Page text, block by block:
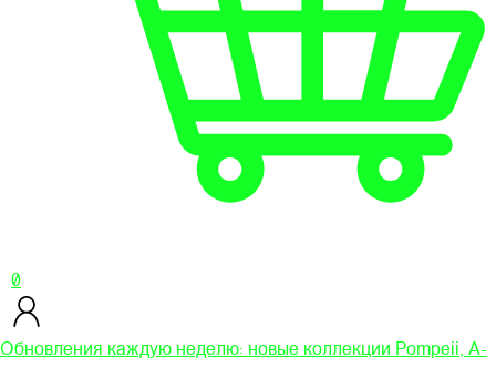
0
Обновления каждую неделю: новые коллекции Pompeii, A-